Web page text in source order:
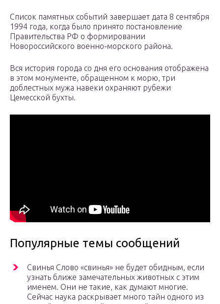
Список памятных событий завершает дата 8 сентября
1994 года, когда было принято постановление
Правительства РФ о формировании
Новороссийского военно-морского района.
Вся история города со дня его основания отображена
в этом монументе, обращенном к морю, три
доблестных мужа навеки охраняют рубежи
Цемесской бухты.
Популярные темы сообщений
Свинья Слово «свинья» не будет обидным, если
узнать ближе замечательных животных с этим
именем. Они не такие, как думают многие.
Сейчас наука раскрывает много тайн одного из